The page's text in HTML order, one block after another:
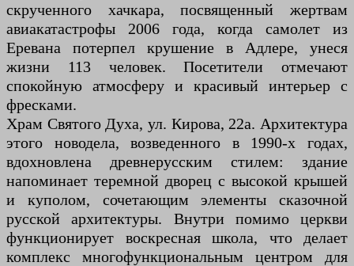
скрученного хачкара, посвященный жертвам
авиакатастрофы 2006 года, когда самолет из
Еревана потерпел крушение в Адлере, унеся
жизни 113 человек. Посетители отмечают
спокойную атмосферу и красивый интерьер с
фресками.
Храм Святого Духа, ул. Кирова, 22а. Архитектура
этого новодела, возведенного в 1990-х годах,
вдохновлена древнерусским стилем: здание
напоминает теремной дворец с высокой крышей
и куполом, сочетающим элементы сказочной
русской архитектуры. Внутри помимо церкви
функционирует воскресная школа, что делает
комплекс многофункциональным центром для